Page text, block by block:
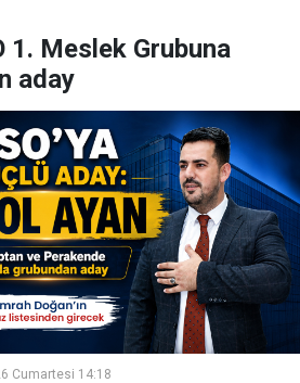
1. Meslek Grubuna
aday
Cumartesi 14:18